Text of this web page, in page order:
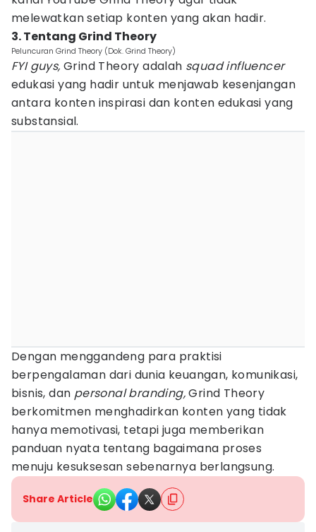
melewatkan setiap konten yang akan hadir.
3. Tentang Grind Theory
Peluncuran Grind Theory (Dok. Grind Theory)
FYI guys, Grind Theory adalah squad influencer
edukasi yang hadir untuk menjawab kesenjangan
antara konten inspirasi dan konten edukasi yang
substansial.
Dengan menggandeng para praktisi
berpengalaman dari dunia keuangan, komunikasi,
bisnis, dan personal branding,Grind Theory
berkomitmen menghadirkan konten yang tidak
hanya memotivasi, tetapi juga memberikan
panduan nyata tentang bagaimana proses
menuju kesuksesan sebenarnya berlangsung.
Share Article